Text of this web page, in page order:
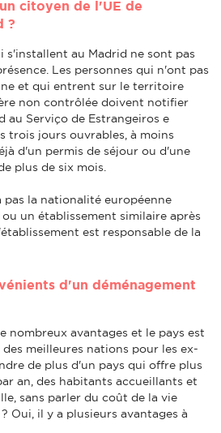
citoyen de l'UE de
?
s'installent au Madrid ne sont pas
Les personnes qui n'ont pas
et qui entrent sur le territoire
non contrôlée doivent notifier
au Serviço de Estrangeiros e
trois jours ouvrables, à moins
d'un permis de séjour ou d'une
plus de six mois.
pas la nationalité européenne
un établissement similaire après
est responsable de la
d'un déménagement
nombreux avantages et le pays est
meilleures nations pour les ex-
de plus d'un pays qui offre plus
an, des habitants accueillants et
sans parler du coût de la vie
Oui, il y a plusieurs avantages à